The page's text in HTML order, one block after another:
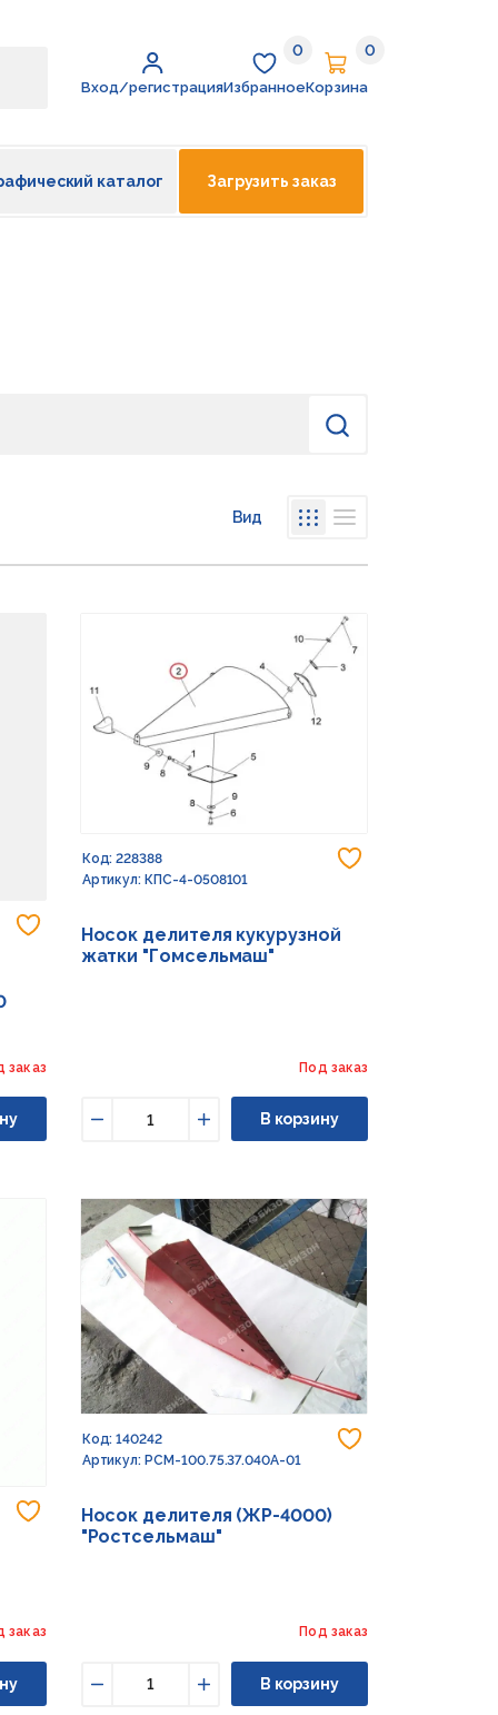
Вход/регистрация
Избранное
0
Избранное
Корзина
0
Корзина
каталог Загрузить заказ
Найти
Вид
Добавить в избранное
заказ
Код: 228388
Артикул: КПС-4-0508101
Носок делителя кукурузной
жатки "Гомсельмаш"
Под заказ
Увеличить
В корзину
Добавить в избранное
заказ
Код: 140242
Артикул: РСМ-100.75.37.040А-01
Носок делителя (ЖР-4000)
"Ростсельмаш"
Под заказ
Увеличить
В корзину